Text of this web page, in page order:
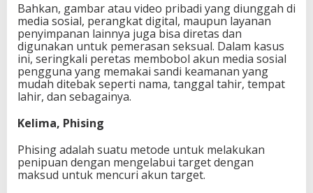
Bahkan, gambar atau video pribadi yang diunggah di
media sosial, perangkat digital, maupun layanan
penyimpanan lainnya juga bisa diretas dan
digunakan untuk pemerasan seksual. Dalam kasus
ini, seringkali peretas membobol akun media sosial
pengguna yang memakai sandi keamanan yang
mudah ditebak seperti nama, tanggal tahir, tempat
lahir, dan sebagainya.
Kelima, Phising
Phising adalah suatu metode untuk melakukan
penipuan dengan mengelabui target dengan
maksud untuk mencuri akun target.